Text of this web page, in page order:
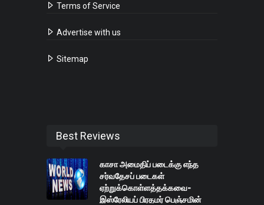
Terms of Service
Advertise with us
Sitemap
Best Reviews
காசா அமைதிப் படைக்கு எந்த
சர்வதேசப் படைகள்
ஏற்றுக்கொள்ளத்தக்கவை-
இஸ்ரேலியப் பிரதமர் பெஞ்சமின்